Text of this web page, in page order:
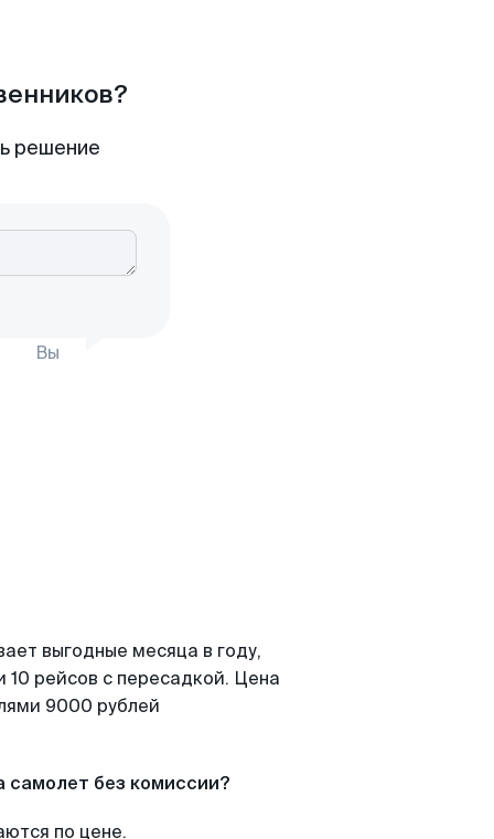
решение
Вы
выгодные месяца в году,
рейсов с пересадкой. Цена
9000 рублей
самолет без комиссии?
по цене.